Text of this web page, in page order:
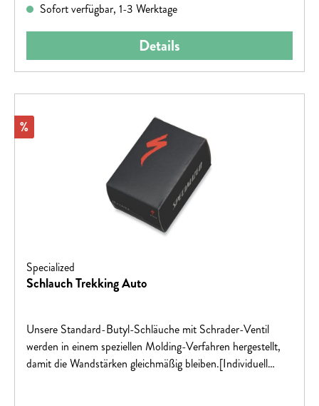
Sofort verfügbar, 1-3 Werktage
Details
Rabatt
%
Specialized
Schlauch Trekking Auto
Unsere Standard-Butyl-Schläuche mit Schrader-Ventil
werden in einem speziellen Molding-Verfahren hergestellt,
damit die Wandstärken gleichmäßig bleiben.[Individuell